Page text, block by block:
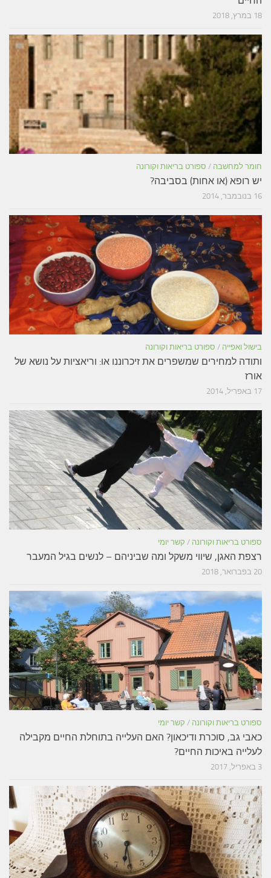
18 במרץ, 2018
חומר למחשבה / ספורט בריאות וקורונה
יש רופא (או אחות) בסביבה?
16 בנובמבר, 2014
בישול ואפייה / ספורט בריאות וקורונה
ותודה למחירים שמשפרים את זיכרוננו או: וריאציות על נושא של
אורז
17 באפריל, 2014
ספורט בריאות וקורונה / קשר יומי
רצפת האגן, שיווי משקל ומה שביניהם – לנשים בגיל המעבר
20 בפברואר, 2018
ספורט בריאות וקורונה / קשר יומי
כאבי גב, סוכרת ודיכאון? האם העלייה בתוחלת החיים מקבילה
לעלייה באיכות החיים?
3 באפריל, 2017